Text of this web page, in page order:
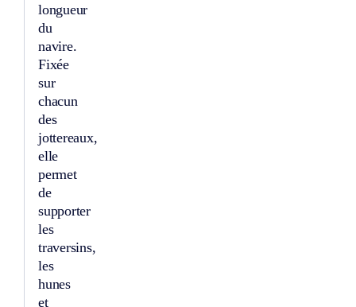
longueur
du
navire.
Fixée
sur
chacun
des
jottereaux,
elle
permet
de
supporter
les
traversins,
les
hunes
et